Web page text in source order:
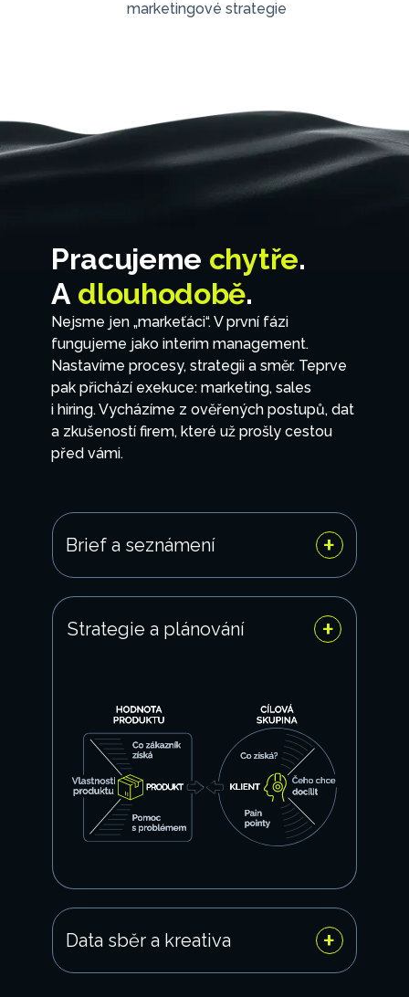
marketingové strategie
Pracujeme chytře.
A dlouhodobě.
Nejsme jen „markeťáci“. V první fázi
fungujeme jako interim management.
Nastavíme procesy, strategii a směr. Teprve
pak přichází exekuce: marketing, sales
i hiring. Vycházíme z ověřených postupů, dat
a zkušeností firem, které už prošly cestou
před vámi.
+
Brief a seznámení
+
Strategie a plánování
+
Data sběr a kreativa